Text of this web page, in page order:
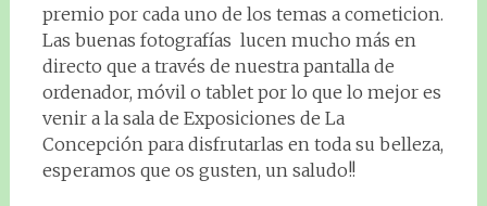
premio por cada uno de los temas a cometicion.
Las buenas fotografías lucen mucho más en
directo que a través de nuestra pantalla de
ordenador, móvil o tablet por lo que lo mejor es
venir a la sala de Exposiciones de La
Concepción para disfrutarlas en toda su belleza,
esperamos que os gusten, un saludo!!